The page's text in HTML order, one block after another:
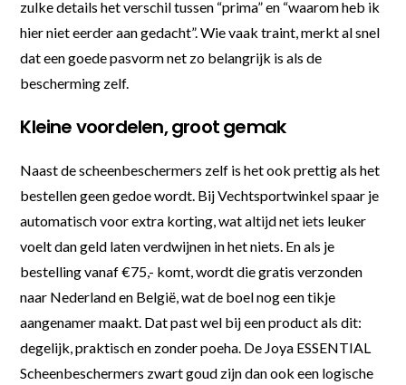
zulke details het verschil tussen “prima” en “waarom heb ik
hier niet eerder aan gedacht”. Wie vaak traint, merkt al snel
dat een goede pasvorm net zo belangrijk is als de
bescherming zelf.
Kleine voordelen, groot gemak
Naast de scheenbeschermers zelf is het ook prettig als het
bestellen geen gedoe wordt. Bij Vechtsportwinkel spaar je
automatisch voor extra korting, wat altijd net iets leuker
voelt dan geld laten verdwijnen in het niets. En als je
bestelling vanaf €75,- komt, wordt die gratis verzonden
naar Nederland en België, wat de boel nog een tikje
aangenamer maakt. Dat past wel bij een product als dit:
degelijk, praktisch en zonder poeha. De Joya ESSENTIAL
Scheenbeschermers zwart goud zijn dan ook een logische